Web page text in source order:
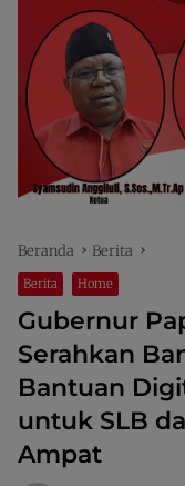
Beranda Berita
Berita Home
Gubernur
Serahkan
Bantuan
untuk SLB
Ampat